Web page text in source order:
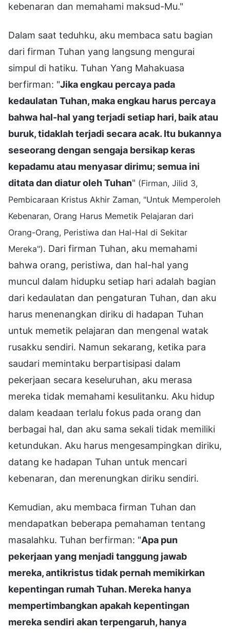
kebenaran dan memahami maksud-Mu."
Dalam saat teduhku, aku membaca satu bagian
dari firman Tuhan yang langsung mengurai
simpul di hatiku. Tuhan Yang Mahakuasa
berfirman: "Jika engkau percaya pada
kedaulatan Tuhan, maka engkau harus percaya
bahwa hal-hal yang terjadi setiap hari, baik atau
buruk, tidaklah terjadi secara acak. Itu bukannya
seseorang dengan sengaja bersikap keras
kepadamu atau menyasar dirimu; semua ini
ditata dan diatur oleh Tuhan" (Firman, Jilid 3,
Pembicaraan Kristus Akhir Zaman, "Untuk Memperoleh
Kebenaran, Orang Harus Memetik Pelajaran dari
Orang-Orang, Peristiwa dan Hal-Hal di Sekitar
Mereka"). Dari firman Tuhan, aku memahami
bahwa orang, peristiwa, dan hal-hal yang
muncul dalam hidupku setiap hari adalah bagian
dari kedaulatan dan pengaturan Tuhan, dan aku
harus menenangkan diriku di hadapan Tuhan
untuk memetik pelajaran dan mengenal watak
rusakku sendiri. Namun sekarang, ketika para
saudari memintaku berpartisipasi dalam
pekerjaan secara keseluruhan, aku merasa
mereka tidak memahami kesulitanku. Aku hidup
dalam keadaan terlalu fokus pada orang dan
berbagai hal, dan aku sama sekali tidak memiliki
ketundukan. Aku harus mengesampingkan diriku,
datang ke hadapan Tuhan untuk mencari
kebenaran, dan merenungkan diriku sendiri.
Kemudian, aku membaca firman Tuhan dan
mendapatkan beberapa pemahaman tentang
masalahku. Tuhan berfirman: "Apa pun
pekerjaan yang menjadi tanggung jawab
mereka, antikristus tidak pernah memikirkan
kepentingan rumah Tuhan. Mereka hanya
mempertimbangkan apakah kepentingan
mereka sendiri akan terpengaruh, hanya